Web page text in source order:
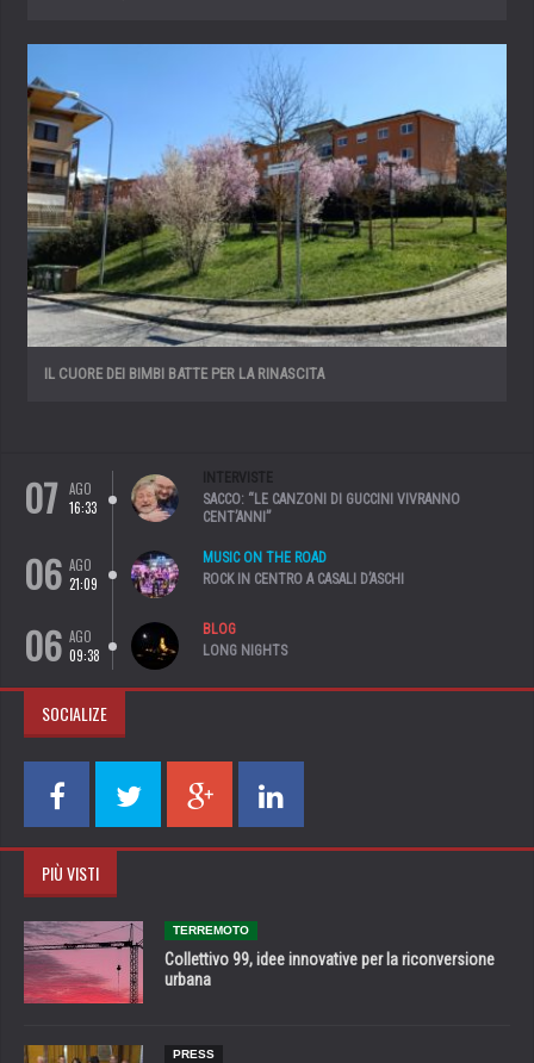
IL CUORE DEI BIMBI BATTE PER LA RINASCITA
07
AGO
16:33
INTERVISTE
SACCO: “LE CANZONI DI GUCCINI VIVRANNO
CENT’ANNI”
06 AGO
21:09
MUSIC ON THE ROAD
ROCK IN CENTRO A CASALI D’ASCHI
06 AGO
09:38
BLOG
LONG NIGHTS
SOCIALIZE
PIÙ VISTI
TERREMOTO
Collettivo 99, idee innovative per la riconversione
urbana
PRESS